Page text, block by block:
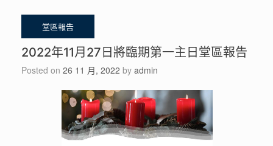
2022年11月27日將臨期第一主日堂區報告
Posted on 26 11 月, 2022 by admin